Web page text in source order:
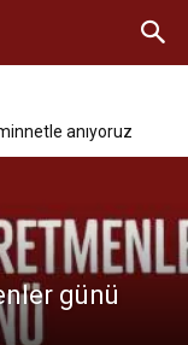
anıyoruz
günü